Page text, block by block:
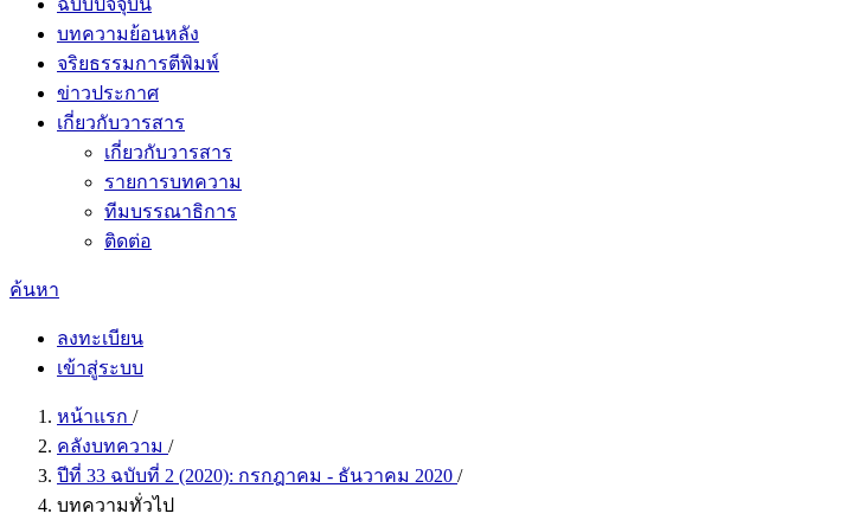
ฉบับปัจจุบัน
บทความย้อนหลัง
จริยธรรมการตีพิมพ์
ข่าวประกาศ
เกี่ยวกับวารสาร
เกี่ยวกับวารสาร
รายการบทความ
ทีมบรรณาธิการ
ติดต่อ
ค้นหา
ลงทะเบียน
เข้าสู่ระบบ
หน้าแรก /
คลังบทความ /
ปีที่ 33 ฉบับที่ 2 (2020): กรกฎาคม - ธันวาคม 2020 /
บทความทั่วไป